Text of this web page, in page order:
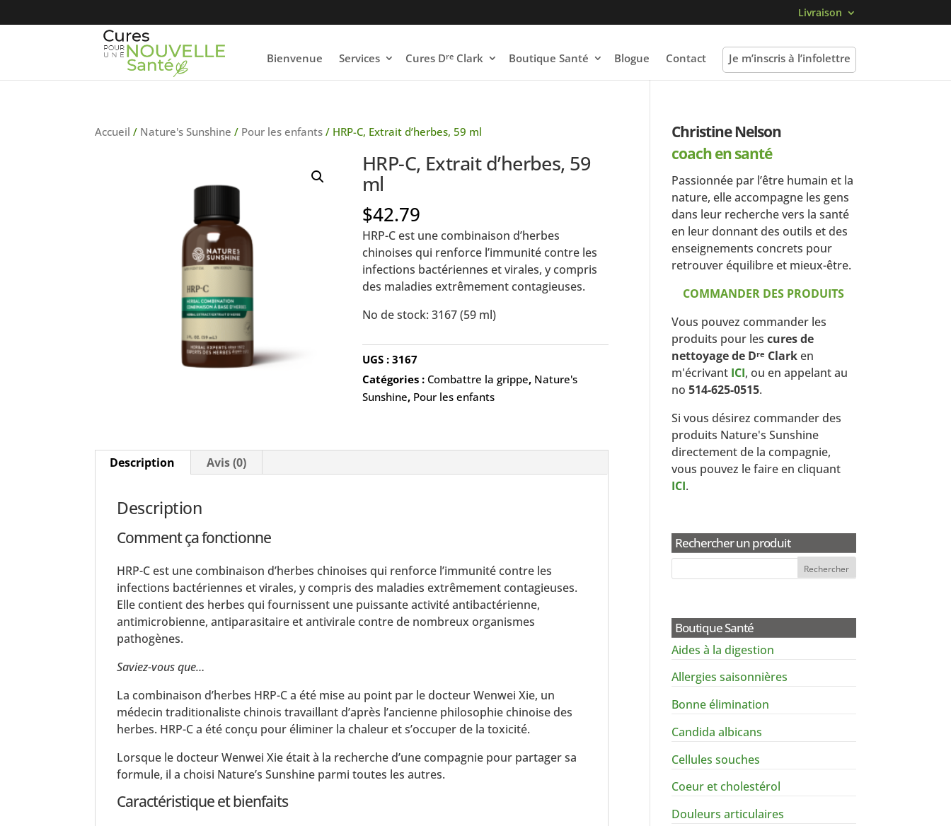
Livraison
Bienvenue Services Cures DreClark Boutique Santé Blogue Contact Je m’inscris à l’infolettre
Accueil / Nature's Sunshine / Pour les enfants / HRP-C, Extrait d’herbes, 59 ml
HRP-C, Extrait d’herbes, 59
ml
$42.79
HRP-C est une combinaison d’herbes
chinoises qui renforce l’immunité contre les
infections bactériennes et virales, y compris
des maladies extrêmement contagieuses.
No de stock: 3167 (59 ml)
UGS :3167
Catégories : Combattre la grippe, Nature's
Sunshine, Pour les enfants
Description Avis (0)
Description
Comment ça fonctionne
HRP-C est une combinaison d’herbes chinoises qui renforce l’immunité contre les
infections bactériennes et virales, y compris des maladies extrêmement contagieuses.
Elle contient des herbes qui fournissent une puissante activité antibactérienne,
antimicrobienne, antiparasitaire et antivirale contre de nombreux organismes
pathogènes.
Saviez-vous que…
La combinaison d’herbes HRP-C a été mise au point par le docteur Wenwei Xie, un
médecin traditionaliste chinois travaillant d’après l’ancienne philosophie chinoise des
herbes. HRP-C a été conçu pour éliminer la chaleur et s’occuper de la toxicité.
Lorsque le docteur Wenwei Xie était à la recherche d’une compagnie pour partager sa
formule, il a choisi Nature’s Sunshine parmi toutes les autres.
Caractéristique et bienfaits
Christine Nelson
coach en santé
Passionnée par l’être humain et la
nature, elle accompagne les gens
dans leur recherche vers la santé
en leur donnant des outils et des
enseignements concrets pour
retrouver équilibre et mieux-être.
COMMANDER DES PRODUITS
Vous pouvez commander les
produits pour lescures de
nettoyage de Dre Clark en
m'écrivant ICI, ou en appelant au
no514-625-0515.
Si vous désirez commander des
produits Nature's Sunshine
directement de la compagnie,
vous pouvez le faire en cliquant
ICI.
Rechercher un produit
Boutique Santé
Aides à la digestion
Allergies saisonnières
Bonne élimination
Candida albicans
Cellules souches
Coeur et cholestérol
Douleurs articulaires